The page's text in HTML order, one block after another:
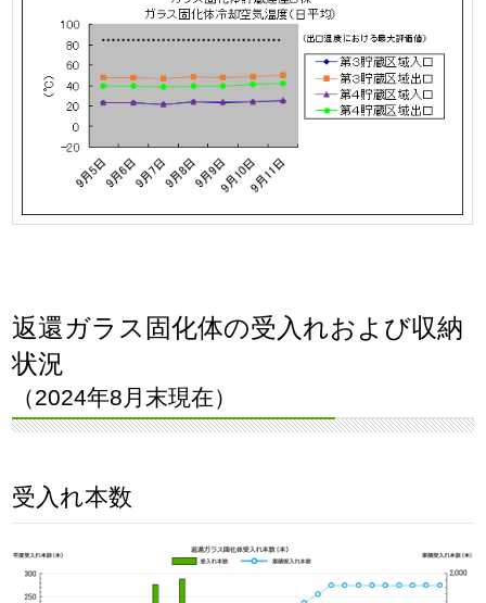
返還ガラス固化体の受入れおよび収納
状況
（2024年8月末現在）
受入れ本数